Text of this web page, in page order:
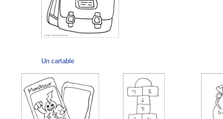
Un cartable